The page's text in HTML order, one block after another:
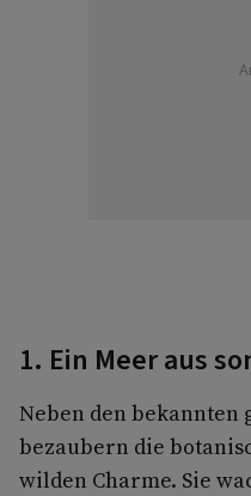
1. Ein Meer aus
Neben den
bezaubern die
wilden Charme. Sie